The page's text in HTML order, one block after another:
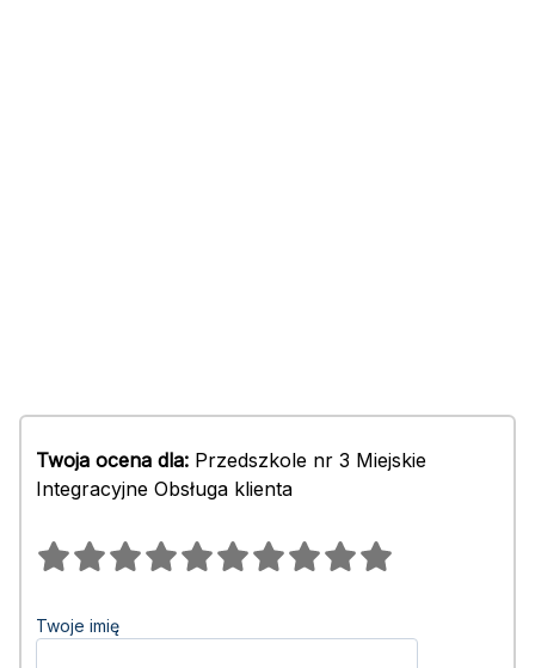
Twoja ocena dla: Przedszkole nr 3 Miejskie
Integracyjne Obsługa klienta
Twoje imię